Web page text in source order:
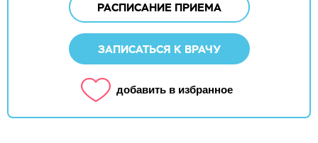
РАСПИСАНИЕ ПРИЕМА
ЗАПИСАТЬСЯ К ВРАЧУ
добавить в избранное